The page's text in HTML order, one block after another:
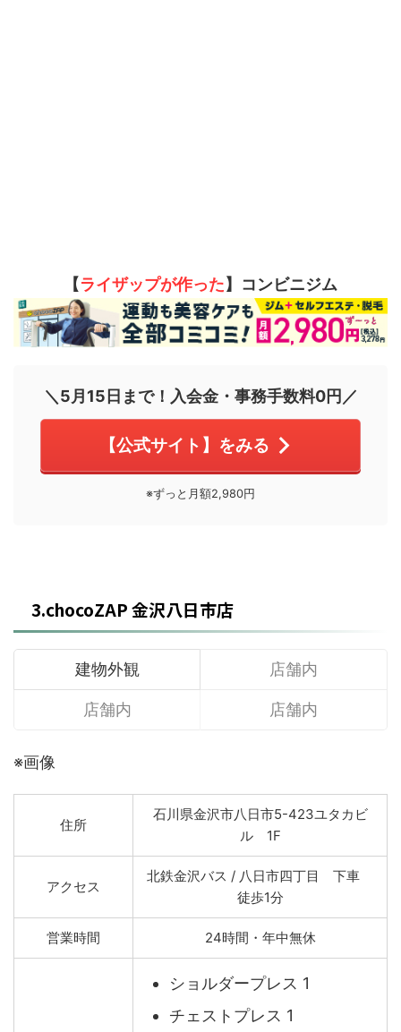
【ライザップが作った】コンビニジム
＼5月15日まで！入会金・事務手数料0円／
【公式サイト】をみる
※ずっと月額2,980円
3.chocoZAP 金沢八日市店
建物外観 店舗内
店舗内 店舗内
※画像
住所
石川県金沢市八日市5-423ユタカビ
ル 1F
アクセス
北鉄金沢バス / 八日市四丁目 下車
徒歩1分
営業時間 24時間・年中無休
ショルダープレス 1
チェストプレス 1